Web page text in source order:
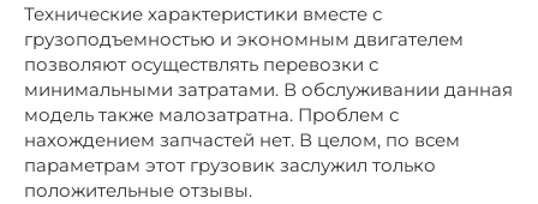
Технические характеристики вместе с
грузоподъемностью и экономным двигателем
позволяют осуществлять перевозки с
минимальными затратами. В обслуживании данная
модель также малозатратна. Проблем с
нахождением запчастей нет. В целом, по всем
параметрам этот грузовик заслужил только
положительные отзывы.